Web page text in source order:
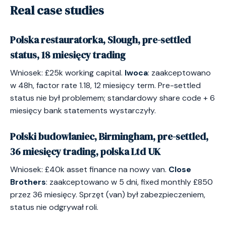
Real case studies
Polska restauratorka, Slough, pre-settled
status, 18 miesięcy trading
Wniosek: £25k working capital. Iwoca: zaakceptowano
w 48h, factor rate 1.18, 12 miesięcy term. Pre-settled
status nie był problemem; standardowy share code + 6
miesięcy bank statements wystarczyły.
Polski budowlaniec, Birmingham, pre-settled,
36 miesięcy trading, polska Ltd UK
Wniosek: £40k asset finance na nowy van. Close
Brothers: zaakceptowano w 5 dni, fixed monthly £850
przez 36 miesięcy. Sprzęt (van) był zabezpieczeniem,
status nie odgrywał roli.